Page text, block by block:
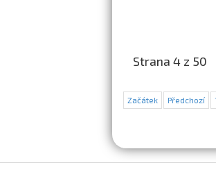
Strana 4 z 50
Začátek Předchozí